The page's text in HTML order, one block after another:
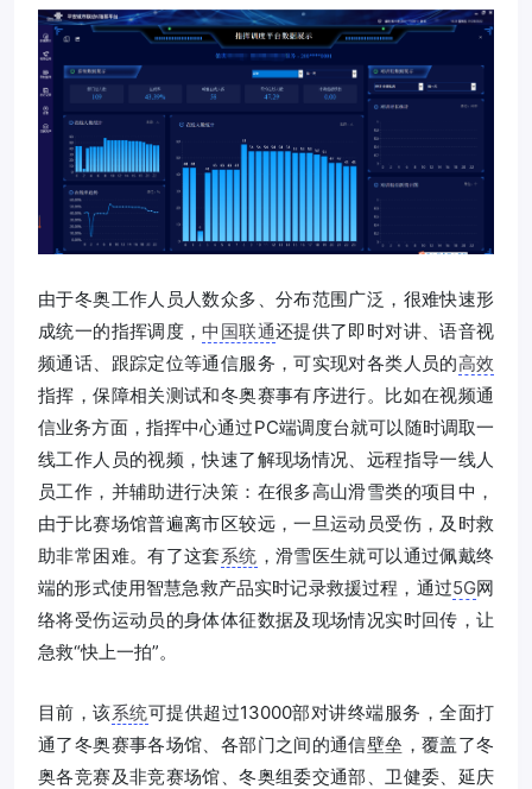
由于冬奥工作人员人数众多、分布范围广泛，很难快速形
成统一的指挥调度，中国联通还提供了即时对讲、语音视
频通话、跟踪定位等通信服务，可实现对各类人员的高效
指挥，保障相关测试和冬奥赛事有序进行。比如在视频通
信业务方面，指挥中心通过PC端调度台就可以随时调取一
线工作人员的视频，快速了解现场情况、远程指导一线人
员工作，并辅助进行决策：在很多高山滑雪类的项目中，
由于比赛场馆普遍离市区较远，一旦运动员受伤，及时救
助非常困难。有了这套系统 ，滑雪医生就可以通过佩戴终
端的形式使用智慧急救产品实时记录救援过程，通过5G网
络将受伤运动员的身体体征数据及现场情况实时回传，让
急救“快上一拍”。
目前，该系统可提供超过13000部对讲终端服务，全面打
通了冬奥赛事各场馆、各部门之间的通信壁垒，覆盖了冬
奥各竞赛及非竞赛场馆、冬奥组委交通部、卫健委、延庆